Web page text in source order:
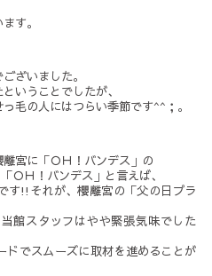
す。
ざいました。
いうことでしたが、
毛の人にはつらい季節です^^；。
宮に「ＯＨ！バンデス」の
ＯＨ！バンデス」と言えば、
す!!それが、櫻離宮の「父の日プラ
館スタッフはやや緊張気味でした
ドでスムーズに取材を進めることが